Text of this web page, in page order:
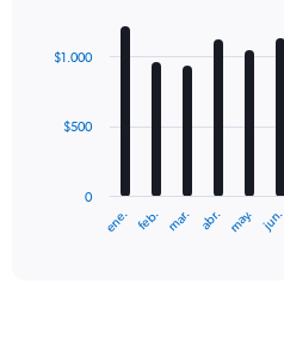
with
12
The
ene. feb. mar. abr. may. jun.
0
$500
$1.000